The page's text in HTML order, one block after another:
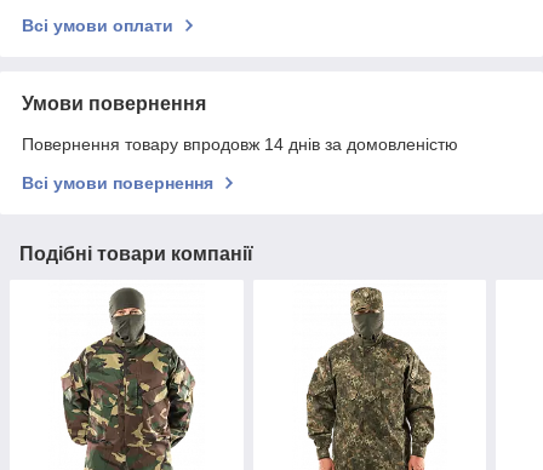
Всі умови оплати
Умови повернення
Повернення товару впродовж 14 днів за домовленістю
Всі умови повернення
Подібні товари компанії